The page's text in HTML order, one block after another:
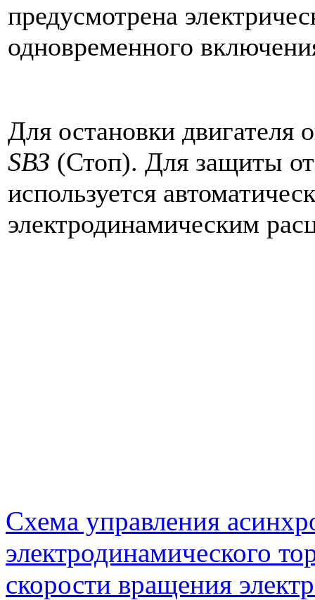
предусмотрена
одновременного
Для остановки двигателя
SВЗ (Стоп). Для защиты
используется
электродинамическим
Схема управления
электродинамического
скорости вращения